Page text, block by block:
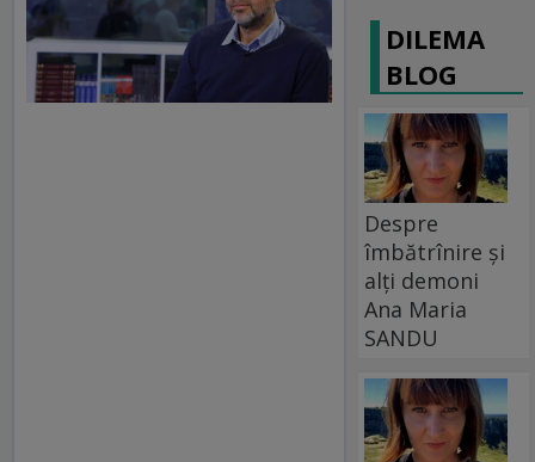
DILEMA
BLOG
Despre
îmbătrînire și
alți demoni
Ana Maria
SANDU